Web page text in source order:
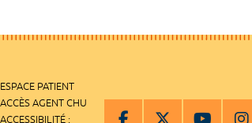
ESPACE PATIENT
ACCÈS AGENT CHU
ACCESSIBILITÉ :